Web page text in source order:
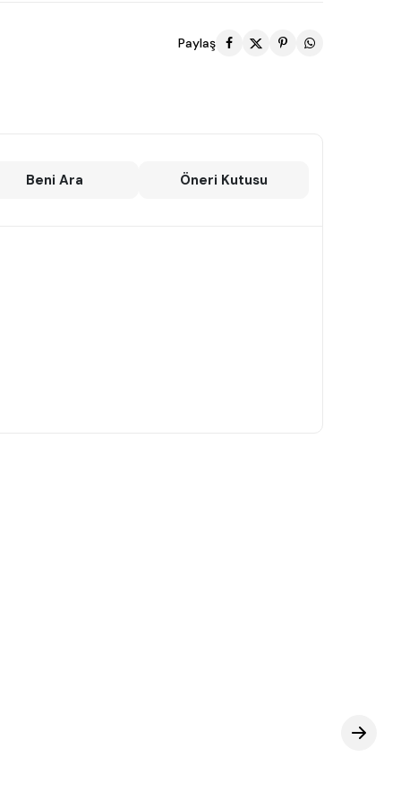
Paylaş
Beni Ara Öneri Kutusu